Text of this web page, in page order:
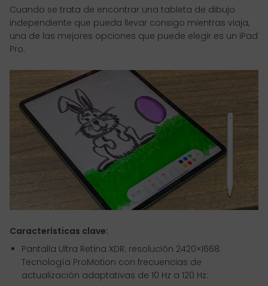
Cuando se trata de encontrar una tableta de dibujo
independiente que pueda llevar consigo mientras viaja,
una de las mejores opciones que puede elegir es un iPad
Pro.
Características clave:
Pantalla Ultra Retina XDR: resolución 2420×1668.
Tecnología ProMotion con frecuencias de
actualización adaptativas de 10 Hz a 120 Hz: